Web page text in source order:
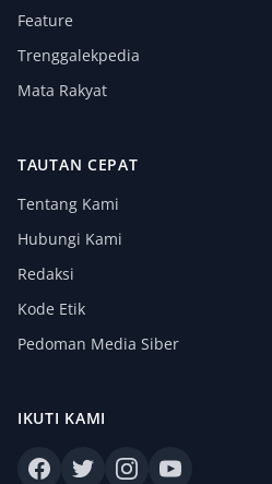
Feature
Trenggalekpedia
Mata Rakyat
TAUTAN CEPAT
Tentang Kami
Hubungi Kami
Redaksi
Kode Etik
Pedoman Media Siber
IKUTI KAMI